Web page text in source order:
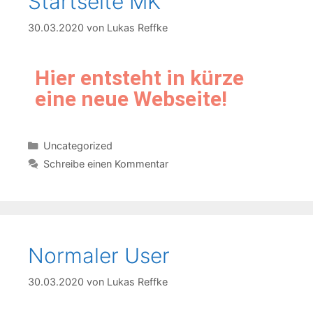
30.03.2020 von Lukas Reffke
Hier entsteht in kürze
eine neue Webseite!
Uncategorized
Schreibe einen Kommentar
Normaler User
30.03.2020 von Lukas Reffke